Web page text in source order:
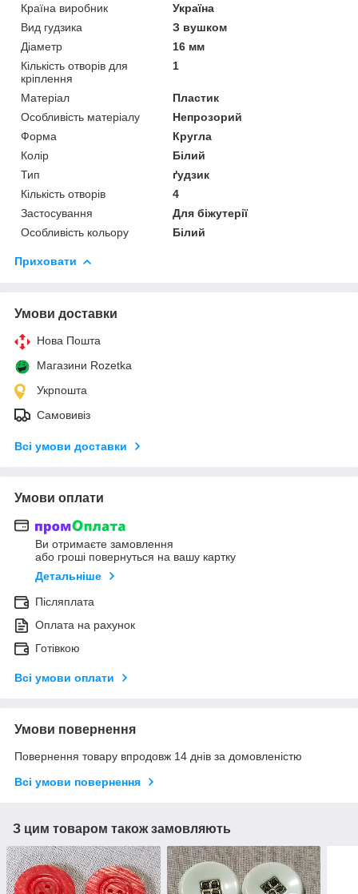
Країна виробник
Україна
Вид гудзика
З вушком
Діаметр
16 мм
Кількість отворів для
кріплення
1
Матеріал
Пластик
Особливість матеріалу
Непрозорий
Форма
Кругла
Колір
Білий
Тип
ґудзик
Кількість отворів
4
Застосування
Для біжутерії
Особливість кольору
Білий
Приховати
Умови доставки
Нова Пошта
Магазини Rozetka
Укрпошта
Самовивіз
Всі умови доставки
Умови оплати
Ви отримаєте замовлення
або гроші повернуться на вашу картку
Детальніше
Післяплата
Оплата на рахунок
Готівкою
Всі умови оплати
Умови повернення
Повернення товару впродовж 14 днів за домовленістю
Всі умови повернення
З цим товаром також замовляють